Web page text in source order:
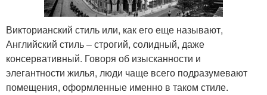
Викторианский стиль или, как его еще называют,
Английский стиль – строгий, солидный, даже
консервативный. Говоря об изысканности и
элегантности жилья, люди чаще всего подразумевают
помещения, оформленные именно в таком стиле.